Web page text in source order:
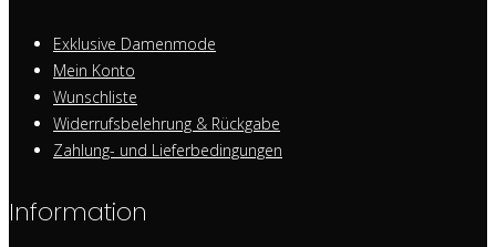
Exklusive Damenmode
Mein Konto
Wunschliste
Widerrufsbelehrung & Rückgabe
Zahlung- und Lieferbedingungen
Information